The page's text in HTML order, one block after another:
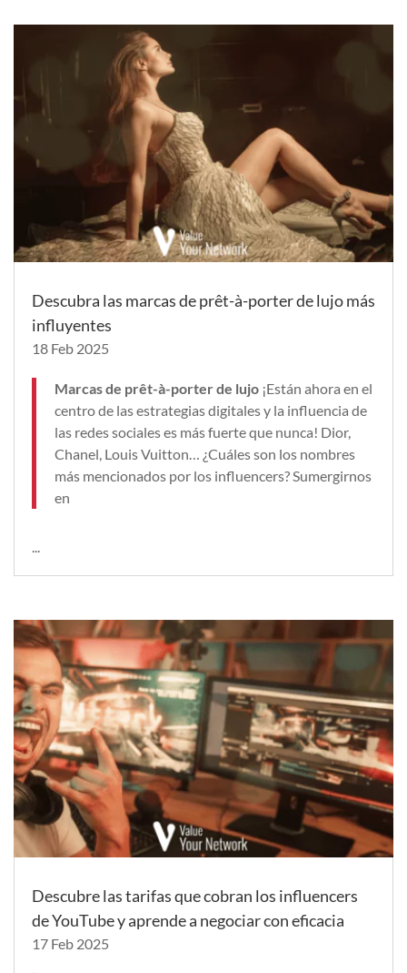
Descubra las marcas de prêt-à-porter de lujo más
influyentes
18 Feb 2025
Marcas de prêt-à-porter de lujo ¡Están ahora en el
centro de las estrategias digitales y la influencia de
las redes sociales es más fuerte que nunca! Dior,
Chanel, Louis Vuitton… ¿Cuáles son los nombres
más mencionados por los influencers? Sumergirnos
en
...
Descubre las tarifas que cobran los influencers
de YouTube y aprende a negociar con eficacia
17 Feb 2025